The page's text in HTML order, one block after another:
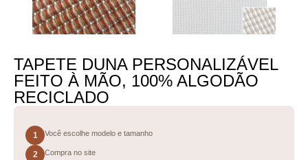
TAPETE DUNA PERSONALIZÁVEL
FEITO À MÃO, 100% ALGODÃO
RECICLADO
1 Você escolhe modelo e tamanho
2 Compra no site